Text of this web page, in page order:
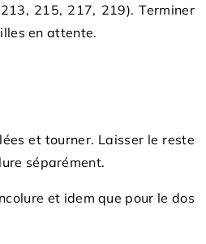
215, 217, 219). Terminer
en attente.
et tourner. Laisser le reste
séparément.
et idem que pour le dos